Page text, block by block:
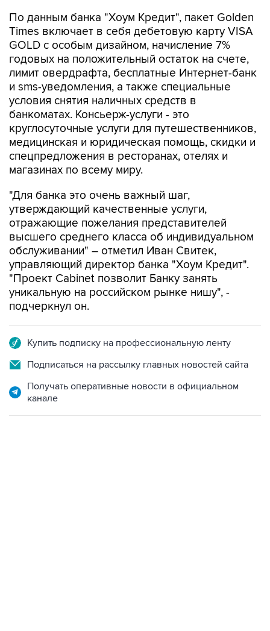
По данным банка "Хоум Кредит", пакет Golden
Times включает в себя дебетовую карту VISA
GOLD с особым дизайном, начисление 7%
годовых на положительный остаток на счете,
лимит овердрафта, бесплатные Интернет-банк
и sms-уведомления, а также специальные
условия снятия наличных средств в
банкоматах. Консьерж-услуги - это
круглосуточные услуги для путешественников,
медицинская и юридическая помощь, скидки и
спецпредложения в ресторанах, отелях и
магазинах по всему миру.
"Для банка это очень важный шаг,
утверждающий качественные услуги,
отражающие пожелания представителей
высшего среднего класса об индивидуальном
обслуживании" – отметил Иван Свитек,
управляющий директор банка "Хоум Кредит".
"Проект Cabinet позволит Банку занять
уникальную на российском рынке нишу", -
подчеркнул он.
Купить подписку на профессиональную ленту
Подписаться на рассылку главных новостей сайта
Получать оперативные новости в официальном
канале